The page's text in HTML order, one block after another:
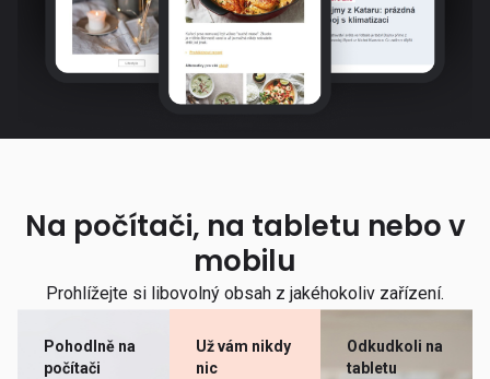
Na počítači, na tabletu nebo v
mobilu
Prohlížejte si libovolný obsah z jakéhokoliv zařízení.
Pohodlně na
počítači
Už vám nikdy
nic
Odkudkoli na
tabletu